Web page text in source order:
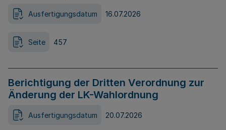
Ausfertigungsdatum 16.07.2026
Seite 457
Berichtigung der Dritten Verordnung zur
Änderung der LK-Wahlordnung
Ausfertigungsdatum 20.07.2026